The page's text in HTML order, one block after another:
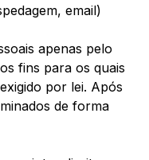
email)
apenas pelo
fins para os quais
por lei. Após
de forma